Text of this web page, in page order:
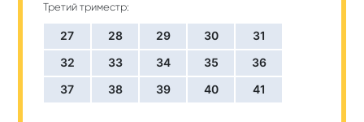
Третий триместр:
27 28 29 30
31
32
33 34 35
36
37
38 39 40 41